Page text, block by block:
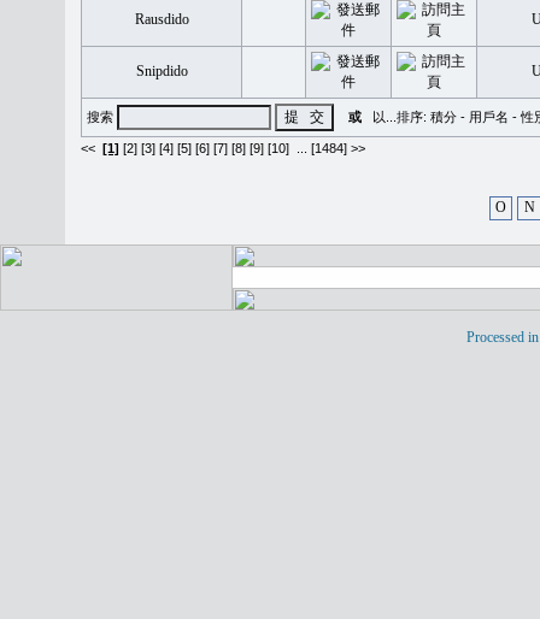
Rausdido
Snipdido
搜索 或 以...排序: 積分 - 用戶名 -性
<< [1] [2] [3] [4] [5] [6] [7] [8] [9] [10] [1484] >>
O N
Processed